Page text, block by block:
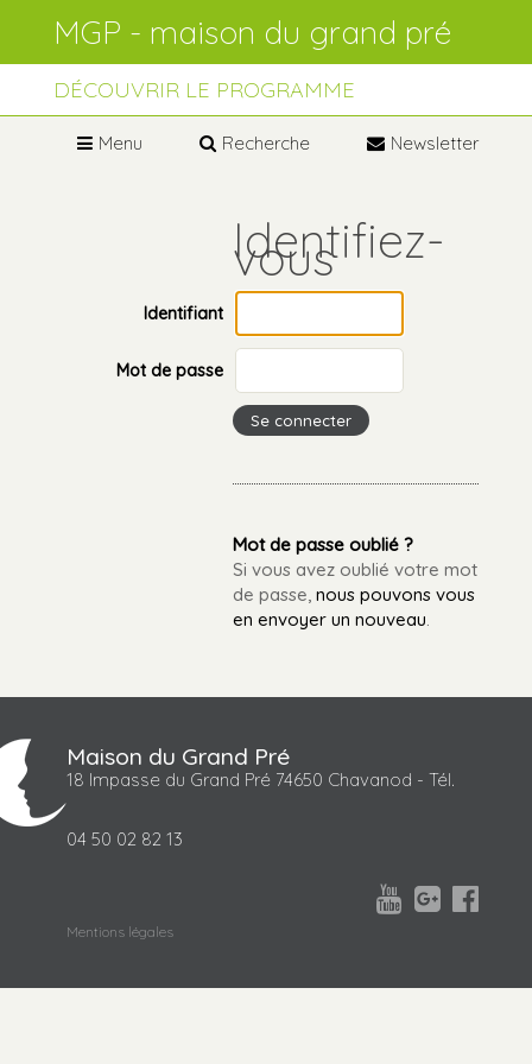
Aller
navigation
personnels
DÉCOUVRIR LE PROGRAMME
Menu Recherche Newsletter
Identifiant
Mot de passe
Mot de passe oublié ?
Si vous avez oublié votre mot
de passe,nous pouvons vous
en envoyer un nouveau.
Maison du Grand Pré
18 Impasse du Grand Pré 74650 Chavanod - Tél.
04 50 02 82 13



Mentions légales